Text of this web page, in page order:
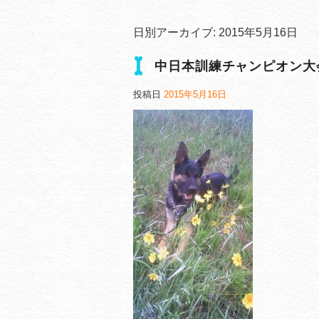
日別アーカイブ: 2015年5月16日
中日本訓練チャンピオン大
投稿日 2015年5月16日